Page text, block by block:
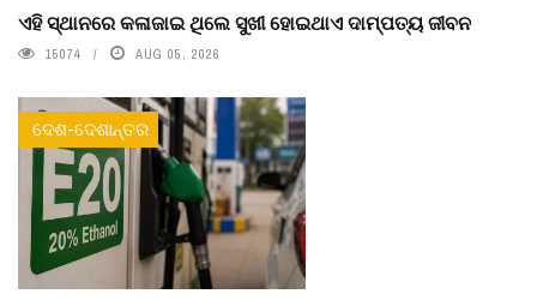
ଏହି ସ୍ଥାନରେ କଳାଜାଇ ଥିଲେ ସୁଖୀ ହୋଇଥାଏ ଦାମ୍ପତ୍ୟ ଜୀବନ
15074 AUG 05, 2026
ଦେଶ-ଦେଶାନ୍ତର